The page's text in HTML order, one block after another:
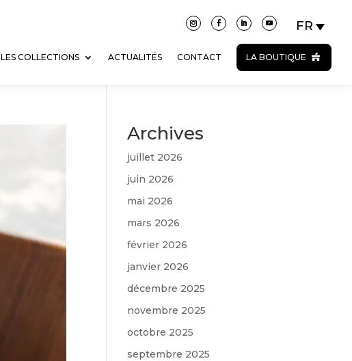
LES COLLECTIONS ACTUALITÉS CONTACT LA BOUTIQUE
Archives
juillet 2026
juin 2026
mai 2026
mars 2026
février 2026
janvier 2026
décembre 2025
novembre 2025
octobre 2025
septembre 2025